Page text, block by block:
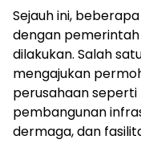
Sejauh ini,
dengan
dilakukan. Salah
mengajukan
perusahaan seperti
pembangunan
dermaga, dan